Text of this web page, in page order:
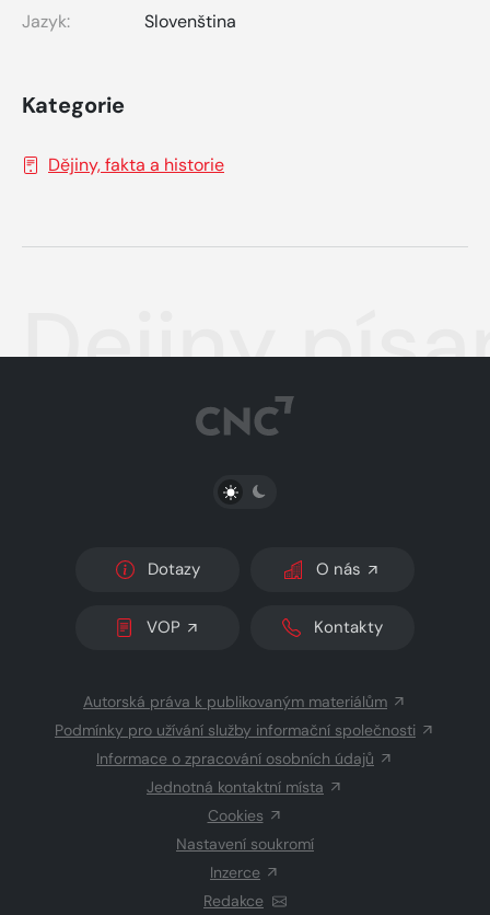
Jazyk:
Slovenština
Kategorie
Dějiny, fakta a historie
Dejiny
PŘEPNOUT SVĚTLÝ/TMAVÝ REŽIM
Dotazy O nás
VOP Kontakty
Autorská práva k publikovaným materiálům
Podmínky pro užívání služby informační společnosti
Informace o zpracování osobních údajů
Jednotná kontaktní místa
Cookies
Nastavení soukromí
Inzerce
Redakce